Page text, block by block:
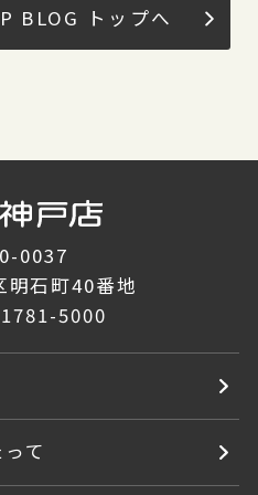
BLOG トップへ
0037
明石町40番地
5000
て